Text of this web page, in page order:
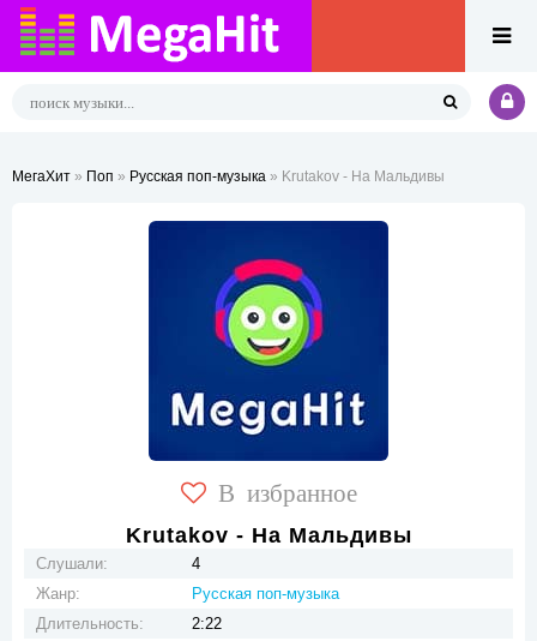
МегаХит » Поп » Русская поп-музыка » Krutakov - На Мальдивы
В избранное
Krutakov - На Мальдивы
Слушали:
4
Жанр:
Русская поп-музыка
Длительность:
2:22